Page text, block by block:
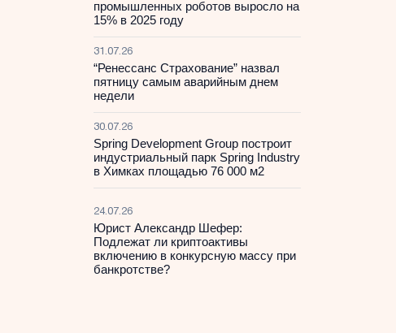
промышленных роботов выросло на
15% в 2025 году
31.07.26
“Ренессанс Страхование” назвал
пятницу самым аварийным днем
недели
30.07.26
Spring Development Group построит
индустриальный парк Spring Industry
в Химках площадью 76 000 м2
24.07.26
Юрист Александр Шефер:
Подлежат ли криптоактивы
включению в конкурсную массу при
банкротстве?